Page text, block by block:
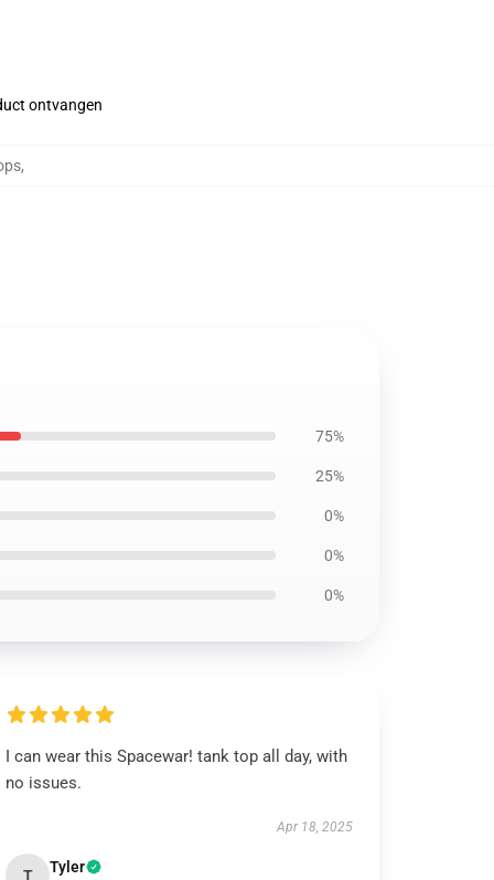
ontvangen
,
75%
25%
0%
0%
0%
I can wear this Spacewar! tank top all day, with
no issues.
Apr 18, 2025
T Tyler